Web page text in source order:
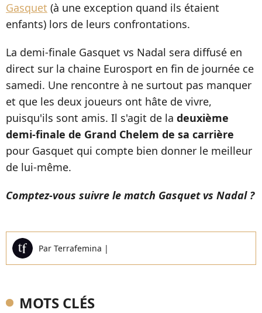
Gasquet (à une exception quand ils étaient
enfants) lors de leurs confrontations.
La demi-finale Gasquet vs Nadal sera diffusé en
direct sur la chaine Eurosport en fin de journée ce
samedi. Une rencontre à ne surtout pas manquer
et que les deux joueurs ont hâte de vivre,
puisqu'ils sont amis. Il s'agit de la deuxième
demi-finale de Grand Chelem de sa carrière
pour Gasquet qui compte bien donner le meilleur
de lui-même.
Comptez-vous suivre le match Gasquet vs Nadal ?
Par Terrafemina |
MOTS CLÉS